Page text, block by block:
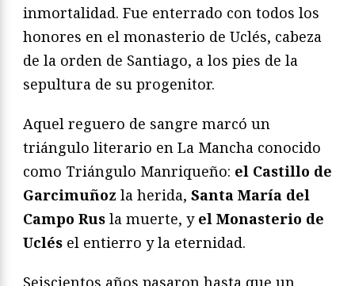
inmortalidad. Fue enterrado con todos los
honores en el monasterio de Uclés, cabeza
de la orden de Santiago, a los pies de la
sepultura de su progenitor.
Aquel reguero de sangre marcó un
triángulo literario en La Mancha conocido
como Triángulo Manriqueño: el Castillo de
Garcimuñoz la herida, Santa María del
Campo Rus la muerte, y el Monasterio de
Uclés el entierro y la eternidad.